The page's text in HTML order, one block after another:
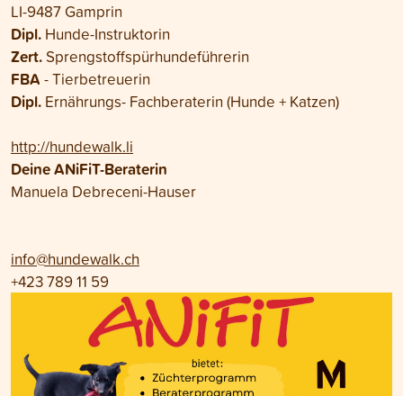
LI-9487 Gamprin
Dipl. Hunde-Instruktorin
Zert. Sprengstoffspürhundeführerin
FBA - Tierbetreuerin
Dipl. Ernährungs- Fachberaterin (Hunde + Katzen)
http://hundewalk.li
Deine ANiFiT-Beraterin
Manuela Debreceni-Hauser
info@hundewalk.ch
+423 789 11 59